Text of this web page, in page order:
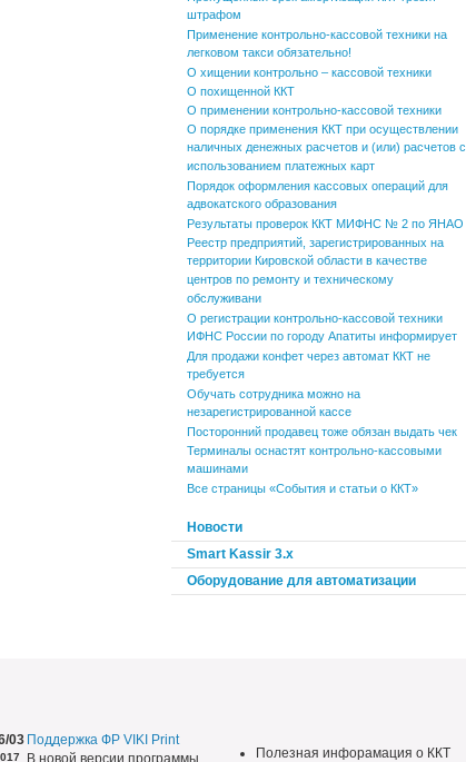
штрафом
Применение контрольно-кассовой техники на
легковом такси обязательно!
О хищении контрольно – кассовой техники
О похищенной ККТ
О применении контрольно-кассовой техники
О порядке применения ККТ при осуществлении
наличных денежных расчетов и (или) расчетов с
использованием платежных карт
Порядок оформления кассовых операций для
адвокатского образования
Результаты проверок ККТ МИФНС № 2 по ЯНАО
Реестр предприятий, зарегистрированных на
территории Кировской области в качестве
центров по ремонту и техническому
обслуживани
О регистрации контрольно-кассовой техники
ИФНС России по городу Апатиты информирует
Для продажи конфет через автомат ККТ не
требуется
Обучать сотрудника можно на
незарегистрированной кассе
Посторонний продавец тоже обязан выдать чек
Терминалы оснастят контрольно-кассовыми
машинами
Все страницы «События и статьи о ККТ»
Новости
Smart Kassir 3.x
Оборудование для автоматизации
03 Поддержка ФР VIKI Print
В новой версии программы
Полезная инфорамация о ККТ